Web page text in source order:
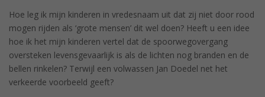
Hoe leg ik mijn kinderen in vredesnaam uit dat zij niet door rood
mogen rijden als ‘grote mensen’ dit wel doen? Heeft u een idee
hoe ik het mijn kinderen vertel dat de spoorwegovergang
oversteken levensgevaarlijk is als de lichten nog branden en de
bellen rinkelen? Terwijl een volwassen Jan Doedel net het
verkeerde voorbeeld geeft?